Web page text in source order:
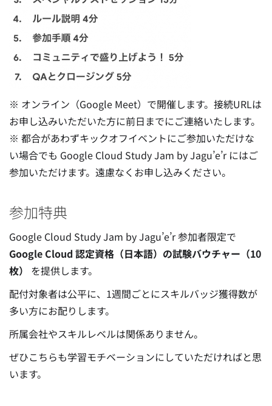
※ オンライン（Google Meet）で開催します。接続URLは
お申し込みいただいた方に前日までにご連絡いたします。
※ 都合があわずキックオフイベントにご参加いただけな
い場合でも Google Cloud Study Jam by Jagu’e’r にはご
参加いただけます。遠慮なくお申し込みください。
参加特典
Google Cloud Study Jam by Jagu’e’r 参加者限定で
Google Cloud 認定資格（日本語）の試験バウチャー（10
枚）
を提供します。
配付対象者は公平に、1週間ごとにスキルバッジ獲得数が
多い方にお配りします。
所属会社やスキルレベルは関係ありません。
ぜひこちらも学習モチベーションにしていただければと思
います。